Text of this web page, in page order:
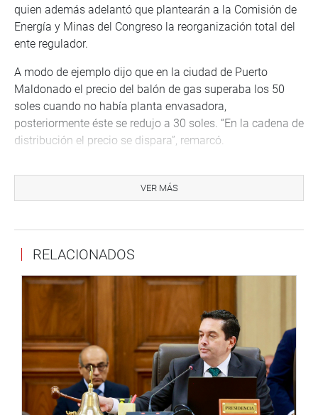
quien además adelantó que plantearán a la Comisión de
Energía y Minas del Congreso la reorganización total del
ente regulador.
A modo de ejemplo dijo que en la ciudad de Puerto
Maldonado el precio del balón de gas superaba los 50
soles cuando no había planta envasadora,
posteriormente éste se redujo a 30 soles. “En la cadena de
distribución el precio se dispara”, remarcó.
Corporación Pecsa, advirtió que la cadena de distribución
es muy grande y además impera la informalidad por la
PROYECTO DE LEY 1698
En la reunión fueron analizados los alcances del Proyecto
de Ley Nro. 1698 que propone autorizar a los
establecimientos de venta al público de combustibles la
recarga con gas licuado de petróleo a los cilindros de uso
doméstico, planteado a iniciativa del congresista
Villanueva Mercado.
VER MÁS
RELACIONADOS